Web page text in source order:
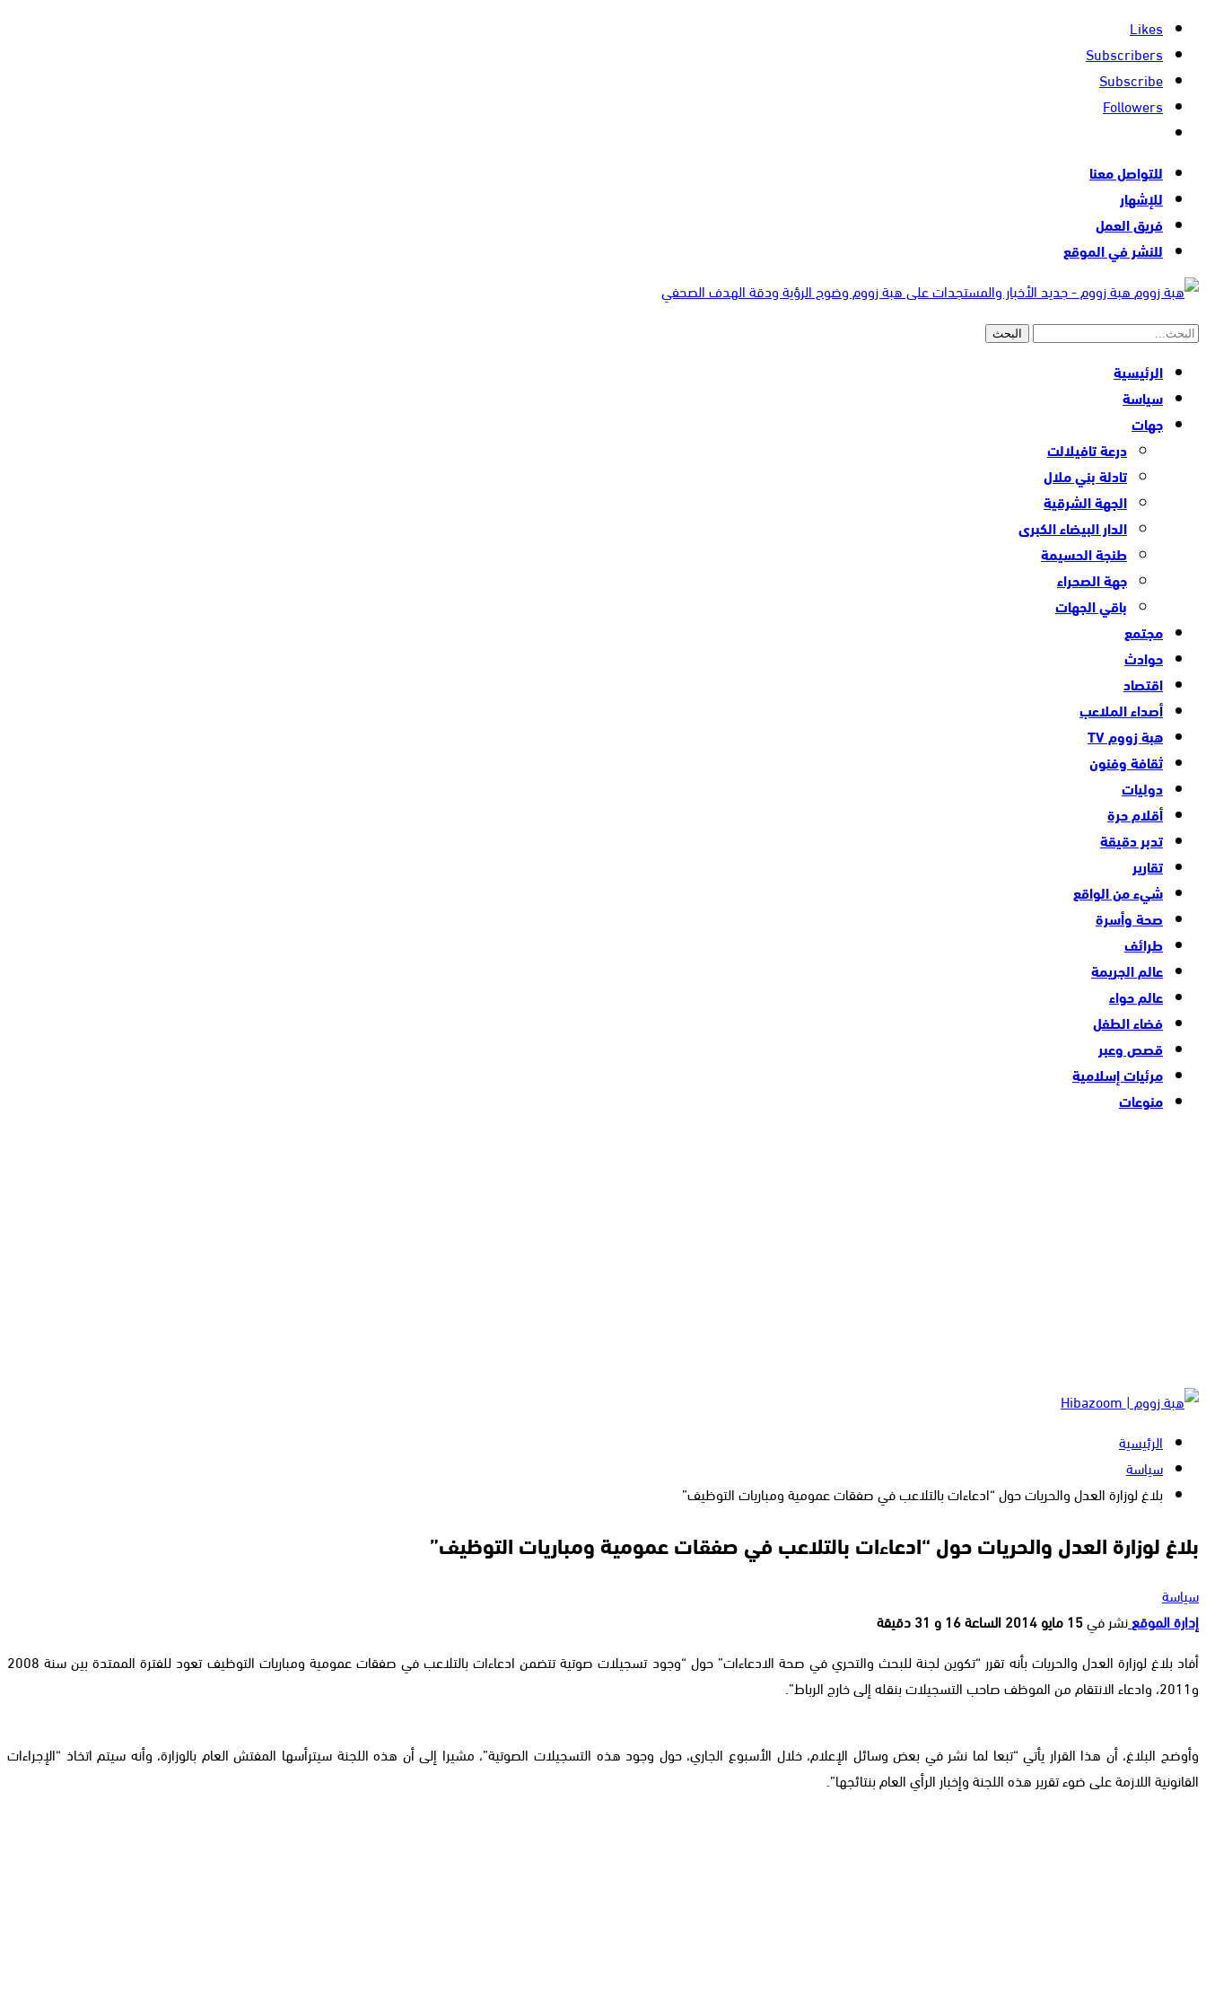
Likes
Subscribers
Subscribe
Followers
للتواصل معنا
للإشهار
فريق العمل
للنشر في الموقع
هبة زووم - جديد الأخبار والمستجدات على هبة زووم وضوح الرؤية ودقة الهدف الصحفي
الرئيسية
سياسة
جهات
درعة تافيلالت
تادلة بني ملال
الجهة الشرقية
الدار البيضاء الكبرى
طنجة الحسيمة
جهة الصحراء
باقي الجهات
مجتمع
حوادث
اقتصاد
أصداء الملاعب
هبة زووم TV
ثقافة وفنون
دوليات
أقلام حرة
تدبر دقيقة
تقارير
شيء من الواقع
صحة وأسرة
طرائف
عالم الجريمة
عالم حواء
فضاء الطفل
قصص وعبر
مرئيات إسلامية
منوعات
الرئيسية
سياسة
بلاغ لوزارة العدل والحريات حول “ادعاءات بالتلاعب في صفقات عمومية ومباريات التوظيف”
بلاغ لوزارة العدل والحريات حول “ادعاءات بالتلاعب في صفقات عمومية ومباريات التوظيف”
سياسة
إدارة الموقعنشر في15 مايو 2014 الساعة 16 و 31 دقيقة
أفاد بلاغ لوزارة العدل والحريات بأنه تقرر “تكوين لجنة للبحث والتحري في صحة الادعاءات” حول “وجود تسجيلات صوتية تتضمن ادعاءات بالتلاعب في صفقات عمومية ومباريات التوظيف تعود للفترة الممتدة بين سنة 2008
و2011، وادعاء الانتقام من الموظف صاحب التسجيلات بنقله إلى خارج الرباط”.
وأوضح البلاغ، أن هذا القرار يأتي “تبعا لما نشر في بعض وسائل الإعلام، خلال الأسبوع الجاري، حول وجود هذه التسجيلات الصوتية”، مشيرا إلى أن هذه اللجنة سيترأسها المفتش العام بالوزارة، وأنه سيتم اتخاذ “الإجراءات
القانونية اللازمة على ضوء تقرير هذه اللجنة وإخبار الرأي العام بنتائجها”.